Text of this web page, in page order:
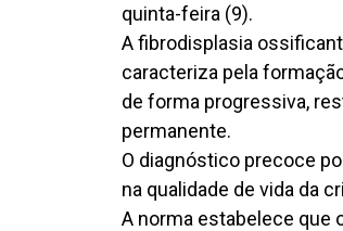
quinta-feira (9).
A fibrodisplasia
caracteriza pela
de forma progressiva,
permanente.
O diagnóstico precoce
na qualidade de vida da
A norma estabelece que